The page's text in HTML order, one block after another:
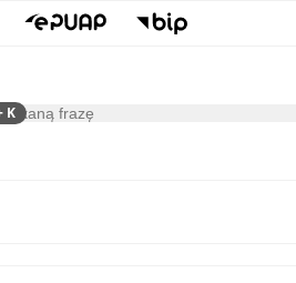
K